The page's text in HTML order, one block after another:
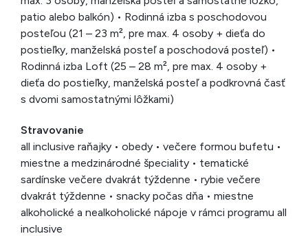
patio alebo balkón) • Rodinná izba s poschodovou
posteľou (21 – 23 m², pre max. 4 osoby + dieťa do
postieľky, manželská posteľ a poschodová posteľ) •
Rodinná izba Loft (25 – 28 m², pre max. 4 osoby +
dieťa do postieľky, manželská posteľ a podkrovná časť
s dvomi samostatnými lôžkami)
Stravovanie
all inclusive raňajky • obedy • večere formou bufetu •
miestne a medzinárodné špeciality • tematické
sardínske večere dvakrát týždenne • rybie večere
dvakrát týždenne • snacky počas dňa • miestne
alkoholické a nealkoholické nápoje v rámci programu all
inclusive